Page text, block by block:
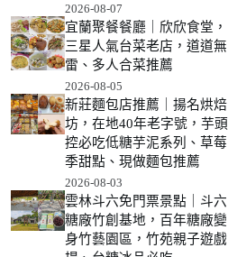
2026-08-07
宜蘭聚餐餐廳｜欣欣食堂，
三星人氣台菜老店，道道無
雷、多人合菜推薦
2026-08-05
新莊麵包店推薦｜揚名烘焙
坊，在地40年老字號，芋頭
控必吃低糖芋泥系列、草莓
季甜點、現做麵包推薦
2026-08-03
雲林斗六免門票景點｜斗六
糖廠竹創基地，百年糖廠變
身竹藝園區，竹苑親子遊戲